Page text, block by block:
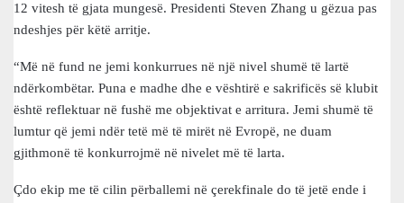
12 vitesh të gjata mungesë. Presidenti Steven Zhang u gëzua pas
ndeshjes për këtë arritje.
“Më në fund ne jemi konkurrues në një nivel shumë të lartë
ndërkombëtar. Puna e madhe dhe e vështirë e sakrificës së klubit
është reflektuar në fushë me objektivat e arritura. Jemi shumë të
lumtur që jemi ndër tetë më të mirët në Evropë, ne duam
gjithmonë të konkurrojmë në nivelet më të larta.
Çdo ekip me të cilin përballemi në çerekfinale do të jetë ende i